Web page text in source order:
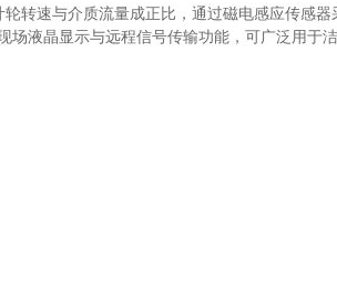
转速与介质流量成正比，通过磁电感应传感
液晶显示与远程信号传输功能，可广泛用于